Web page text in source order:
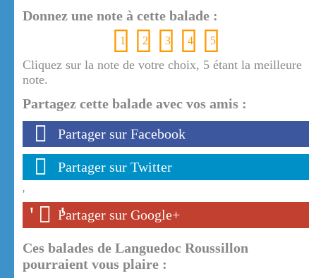
Donnez une note à cette balade :
1 2 3 4 5
Cliquez sur la note de votre choix, 5 étant la meilleure
note.
Partagez cette balade avec vos amis :
Partager sur Facebook
Partager sur Twitter
'
' '
Partager sur Google+
Ces balades de Languedoc Roussillon
pourraient vous plaire :